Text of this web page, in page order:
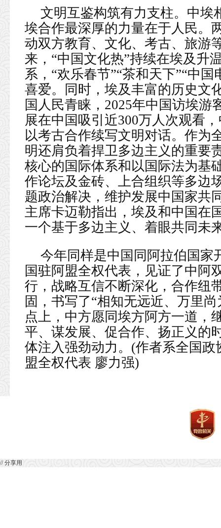
文明互鉴构筑有力支柱。中埃
埃合作最深厚的力量在于人民。
动双方教育、文化、考古、旅游
来，“中国文化热”持续在埃及升
系，“欢乐春节”“茶和天下”“中
喜爱。同时，埃及丰富的历史文
国人民青睐，2025年中国访埃游
展在中国吸引近300万人次观看
以考古合作续写文明对话。作为
明还肩负着捍卫多边主义的重要
核心的国际体系和以国际法为基
作论坛及金砖、上合组织等多边
题政治解决，维护发展中国家共
主席卡迈勒指出，埃及和中国在
一个基于多边主义、着眼共同未
今年同样是中国同阿拉伯国家
国驻阿盟全权代表，见证了中阿
行，战略互信不断深化，合作纽
固，书写了“相知无远近、万里
点上，中方愿同埃方阿方一道，
平、谋发展、促合作、扬正义的
体注入强劲动力。(作者系全国
盟全权代表 廖力强)
// 分享用